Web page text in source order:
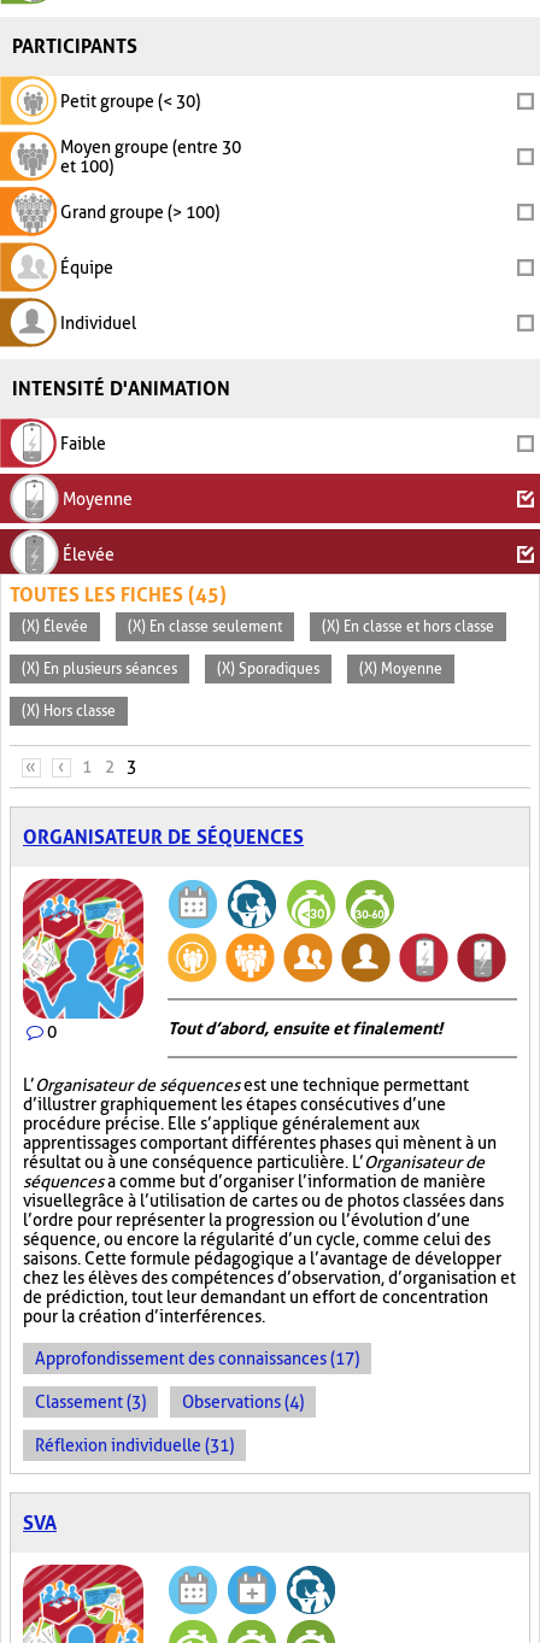
PARTICIPANTS
Petit groupe (< 30)
Moyen groupe (entre 30
et 100)
Grand groupe (> 100)
Équipe
Individuel
INTENSITÉ D'ANIMATION
Faible
Moyenne
Élevée
TOUTES LES FICHES (45)
(X) Élevée (X) En classe seulement (X) En classe et hors classe
(X) En plusieurs séances (X) Sporadiques (X) Moyenne
(X) Hors classe
PAGES
« ‹ 1 2 3
ORGANISATEUR DE SÉQUENCES
0 Tout d’abord, ensuite et finalement!
L’Organisateur de séquencesest une technique permettant
d’illustrer graphiquement les étapes consécutives d’une
procédure précise. Elle s’applique généralement aux
apprentissages comportant différentes phases qui mènent à un
résultat ou à une conséquence particulière. L’Organisateur de
séquencesa comme but d’organiser l’information de manière
visuellegrâce à l’utilisation de cartes ou de photos classées dans
l’ordre pour représenter la progression ou l’évolution d’une
séquence, ou encore la régularité d’un cycle, comme celui des
saisons. Cette formule pédagogique a l’avantage de développer
chez les élèves des compétences d’observation, d’organisation et
de prédiction, tout leur demandant un effort de concentration
pour la création d’interférences.
Approfondissement des connaissances (17)
Classement (3) Observations (4)
Réflexion individuelle (31)
SVA